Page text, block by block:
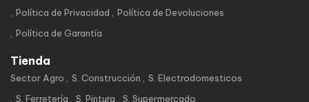
Política de Privacidad
Política de Devoluciones
Política de Garantía
Tienda
Sector Agro S. Construcción
S. Electrodomesticos
S. Ferretería
S. Pintura S. Supermercado